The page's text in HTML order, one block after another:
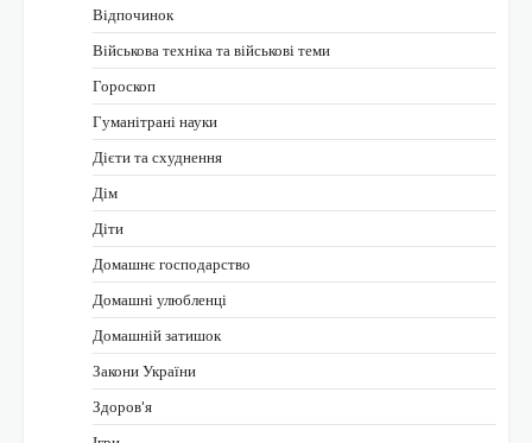
Відпочинок
Військова техніка та військові теми
Гороскоп
Гуманітрані науки
Дієти та схуднення
Дім
Діти
Домашнє господарство
Домашні улюбленці
Домашній затишок
Закони України
Здоров'я